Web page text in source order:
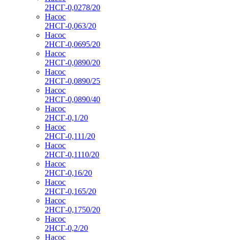
2НСГ-0,0278/20
Насос
2НСГ-0,063/20
Насос
2НСГ-0,0695/20
Насос
2НСГ-0,0890/20
Насос
2НСГ-0,0890/25
Насос
2НСГ-0,0890/40
Насос
2НСГ-0,1/20
Насос
2НСГ-0,111/20
Насос
2НСГ-0,1110/20
Насос
2НСГ-0,16/20
Насос
2НСГ-0,165/20
Насос
2НСГ-0,1750/20
Насос
2НСГ-0,2/20
Насос